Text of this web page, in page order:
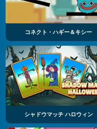
コネクト・ハギー＆キシー
シャドウマッチ ハロウィン